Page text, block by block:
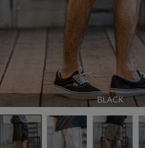
BLACK